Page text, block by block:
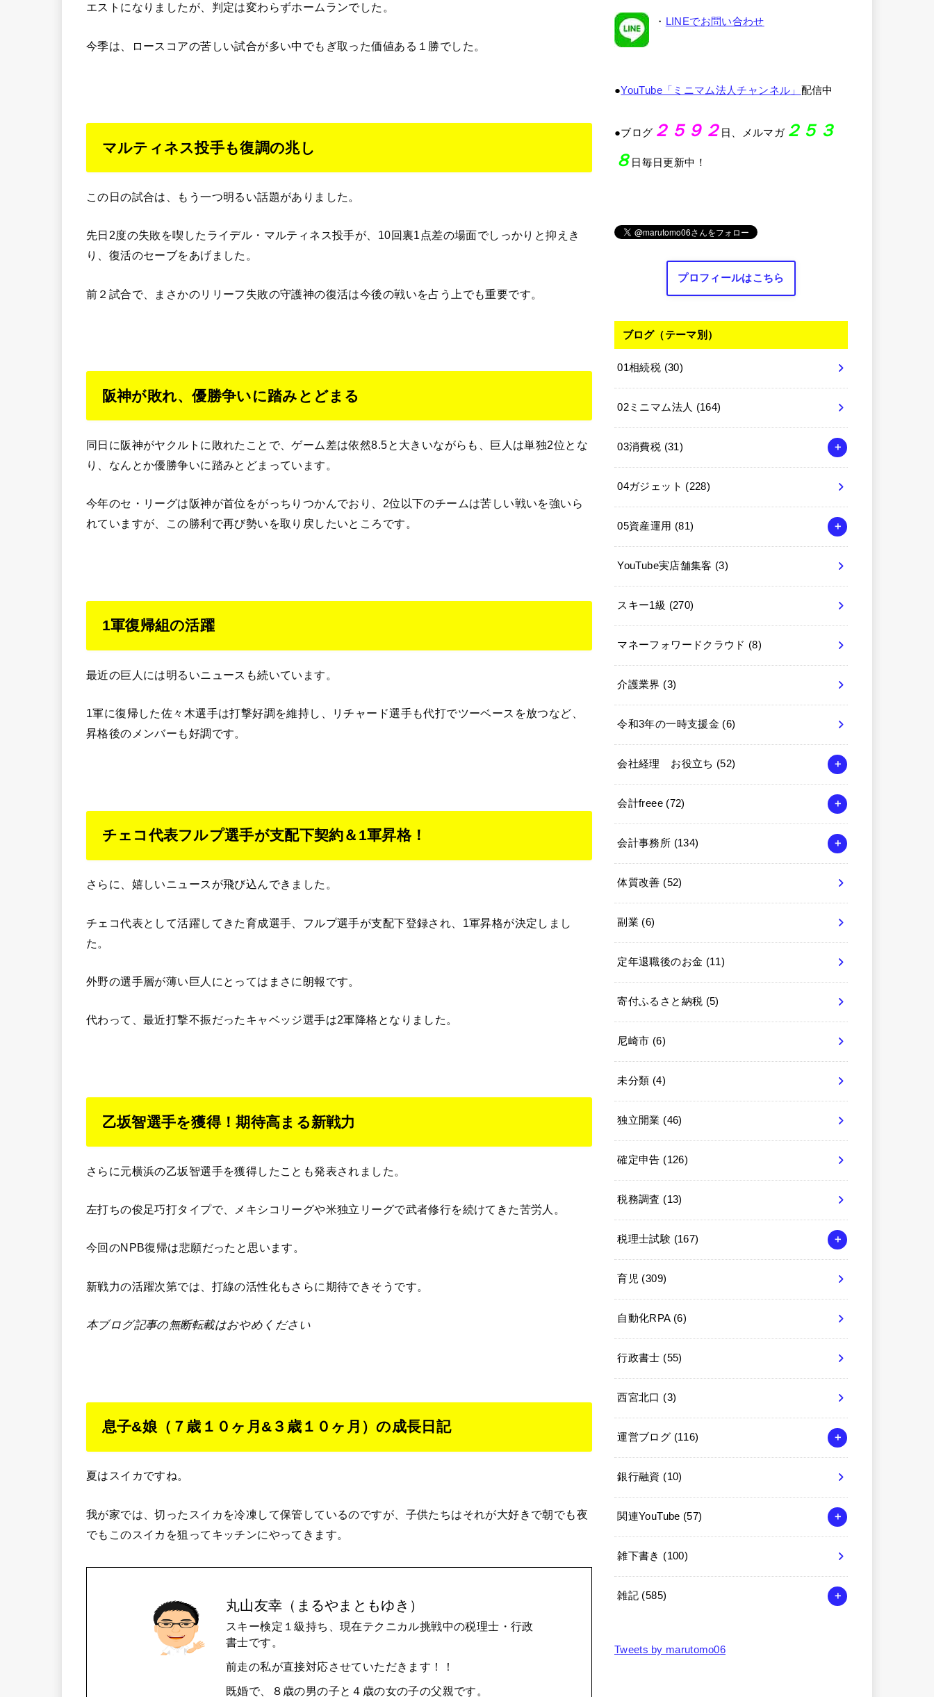
エストになりましたが、判定は変わらずホームランでした。
今季は、ロースコアの苦しい試合が多い中でもぎ取った価値ある１勝でした。
マルティネス投手も復調の兆し
この日の試合は、もう一つ明るい話題がありました。
先日2度の失敗を喫したライデル・マルティネス投手が、10回裏1点差の場面でしっかりと抑えき
り、復活のセーブをあげました。
前２試合で、まさかのリリーフ失敗の守護神の復活は今後の戦いを占う上でも重要です。
阪神が敗れ、優勝争いに踏みとどまる
同日に阪神がヤクルトに敗れたことで、ゲーム差は依然8.5と大きいながらも、巨人は単独2位とな
り、なんとか優勝争いに踏みとどまっています。
今年のセ・リーグは阪神が首位をがっちりつかんでおり、2位以下のチームは苦しい戦いを強いら
れていますが、この勝利で再び勢いを取り戻したいところです。
1軍復帰組の活躍
最近の巨人には明るいニュースも続いています。
1軍に復帰した佐々木選手は打撃好調を維持し、リチャード選手も代打でツーベースを放つなど、
昇格後のメンバーも好調です。
チェコ代表フルプ選手が支配下契約＆1軍昇格！
さらに、嬉しいニュースが飛び込んできました。
チェコ代表として活躍してきた育成選手、フルプ選手が支配下登録され、1軍昇格が決定しまし
た。
外野の選手層が薄い巨人にとってはまさに朗報です。
代わって、最近打撃不振だったキャベッジ選手は2軍降格となりました。
乙坂智選手を獲得！期待高まる新戦力
さらに元横浜の乙坂智選手を獲得したことも発表されました。
左打ちの俊足巧打タイプで、メキシコリーグや米独立リーグで武者修行を続けてきた苦労人。
今回のNPB復帰は悲願だったと思います。
新戦力の活躍次第では、打線の活性化もさらに期待できそうです。
本ブログ記事の無断転載はおやめください
息子&娘（７歳１０ヶ月&３歳１０ヶ月）の成長日記
夏はスイカですね。
我が家では、切ったスイカを冷凍して保管しているのですが、子供たちはそれが大好きで朝でも夜
でもこのスイカを狙ってキッチンにやってきます。
丸山友幸（まるやまともゆき）
スキー検定１級持ち、現在テクニカル挑戦中の税理士・行政
書士です。
前走の私が直接対応させていただきます！！
既婚で、８歳の男の子と４歳の女の子の父親です。
・ LINEでお問い合わせ
●YouTube「ミニマム法人チャンネル」 配信中
●ブログ ２５９２ 日、メルマガ２５３
８ 日毎日更新中！
プロフィールはこちら
ブログ（テーマ別）
01相続税 (30)
02ミニマム法人 (164)
03消費税 (31)
04ガジェット (228)
05資産運用 (81)
YouTube実店舗集客 (3)
スキー1級 (270)
マネーフォワードクラウド (8)
介護業界 (3)
令和3年の一時支援金 (6)
会社経理 お役立ち (52)
会計freee (72)
会計事務所 (134)
体質改善 (52)
副業 (6)
定年退職後のお金 (11)
寄付ふるさと納税 (5)
尼崎市 (6)
未分類 (4)
独立開業 (46)
確定申告 (126)
税務調査 (13)
税理士試験 (167)
育児 (309)
自動化RPA (6)
行政書士 (55)
西宮北口 (3)
運営ブログ (116)
銀行融資 (10)
関連YouTube (57)
雑下書き (100)
雑記 (585)
Tweets by marutomo06